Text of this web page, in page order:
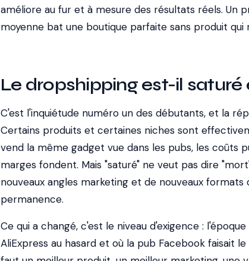
améliore au fur et à mesure des résultats réels. Un
moyenne bat une boutique parfaite sans produit qui
Le dropshipping est-il saturé
C'est l'inquiétude numéro un des débutants, et la
Certains produits et certaines niches sont
vend la même gadget vue dans les pubs, les coûts
marges fondent. Mais "saturé" ne veut pas dire
nouveaux angles marketing et de nouveaux
permanence.
Ce qui a changé, c'est le niveau d'exigence :
AliExpress au hasard et où la pub Facebook faisait